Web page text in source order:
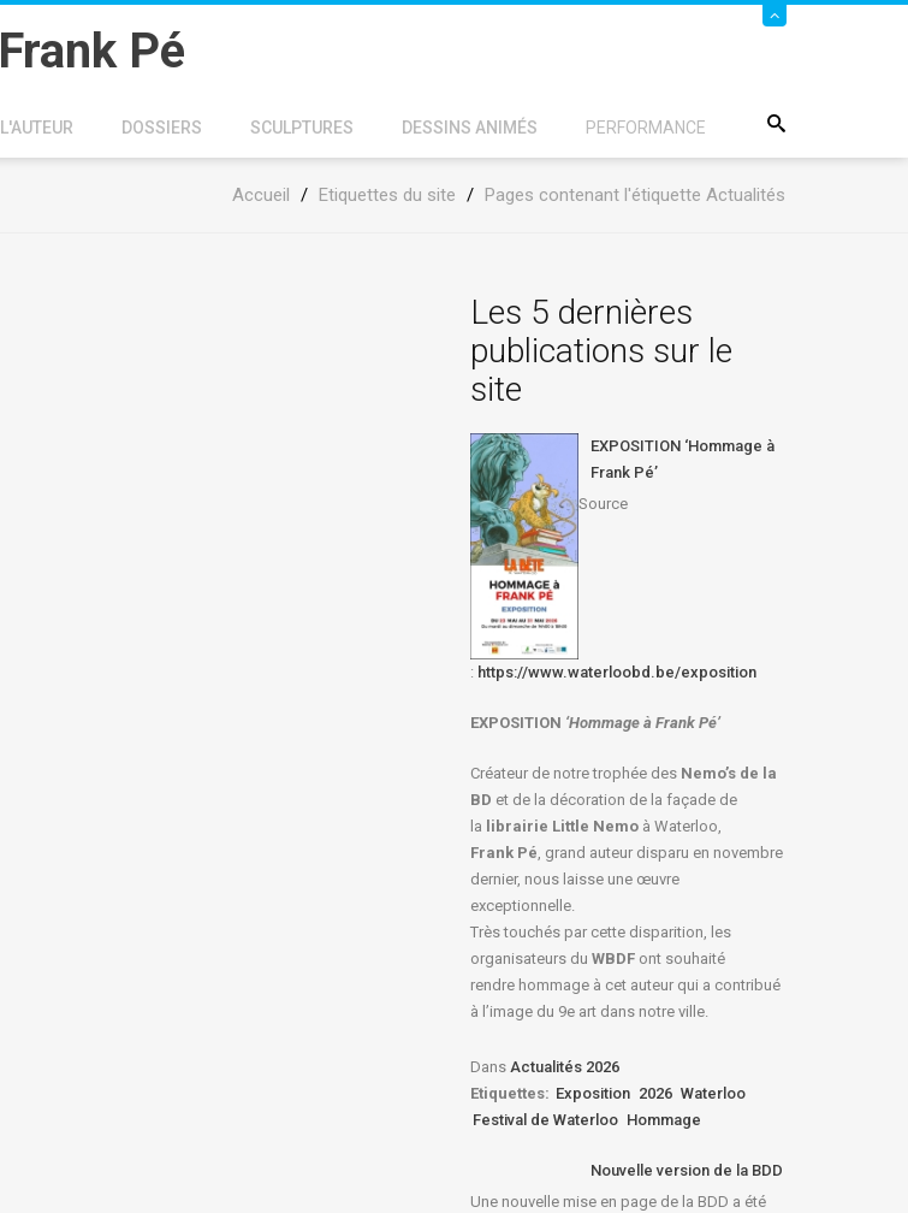
Frank Pé
L'AUTEUR DOSSIERS SCULPTURES DESSINS ANIMÉS PERFORMANCE
Accueil / Etiquettes du site / Pages contenant l'étiquette Actualités
Les 5 dernières
publications sur le
site
EXPOSITION ‘Hommage à
Frank Pé’
Source
: https://www.waterloobd.be/exposition
EXPOSITION ‘Hommage à Frank Pé’
Créateur de notre trophée des Nemo’s de la
BD et de la décoration de la façade de
la librairie Little Nemoà Waterloo,
Frank Pé, grand auteur disparu en novembre
dernier, nous laisse une œuvre
exceptionnelle.
Très touchés par cette disparition, les
organisateurs du WBDF ont souhaité
rendre hommage à cet auteur qui a contribué
à l’image du 9e art dans notre ville.
Dans Actualités 2026
Etiquettes: Exposition 2026 Waterloo
Festival de Waterloo Hommage
Nouvelle version de la BDD
Une nouvelle mise en page de la BDD a été